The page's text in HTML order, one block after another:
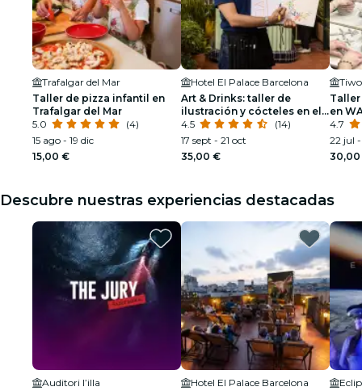
Trafalgar del Mar
Taller de pizza infantil en
Trafalgar del Mar
5.0
(4)
15 ago - 19 dic
15,00 €
Hotel El Palace Barcelona
Art & Drinks: taller de
ilustración y cócteles en el
Hotel El Palace Barcelona
4.5
(14)
17 sept - 21 oct
35,00 €
en
4.7
22 jul -
Descubre nuestras experiencias destacadas
Auditori l’illa
Hotel El Palace Barcelona